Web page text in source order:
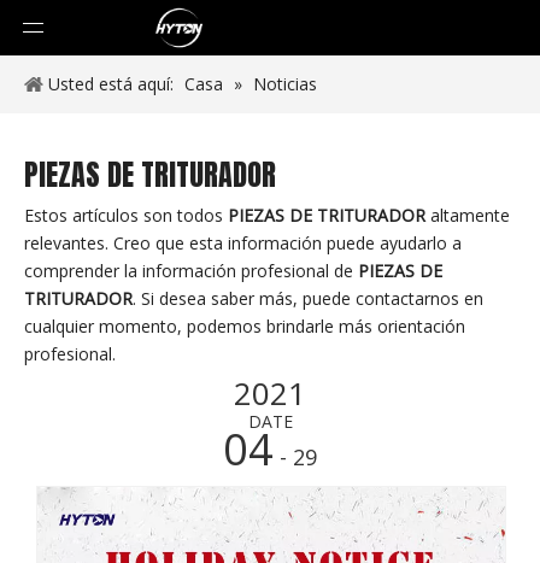
Usted está aquí: Casa » Noticias
PIEZAS DE TRITURADOR
Estos artículos son todos PIEZAS DE TRITURADORaltamente
relevantes. Creo que esta información puede ayudarlo a
comprender la información profesional de PIEZAS DE
TRITURADOR. Si desea saber más, puede contactarnos en
cualquier momento, podemos brindarle más orientación
profesional.
2021
DATE
04 - 29